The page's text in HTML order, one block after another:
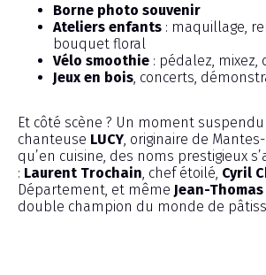
Borne photo souvenir
Ateliers enfants : maquillage,
bouquet floral
Vélo smoothie : pédalez, mixez,
Jeux en bois , concerts,
Et côté scène ? Un moment suspendu
chanteuse LUCY , originaire de
qu’en cuisine, des noms prestigieux
: Laurent Trochain , chef étoilé, Cyril
Département, et même Jean-
double champion du monde de